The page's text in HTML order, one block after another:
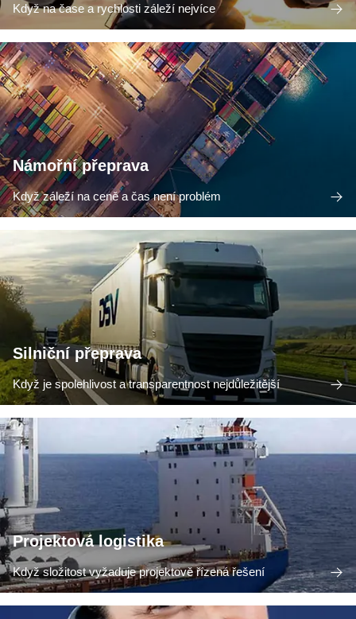
Když na čase a rychlosti záleží nejvíce
Námořní přeprava
Když záleží na ceně a čas není problém
Silniční přeprava
Když je spolehlivost a transparentnost nejdůležitější
Projektová logistika
Když složitost vyžaduje projektově řízená řešení